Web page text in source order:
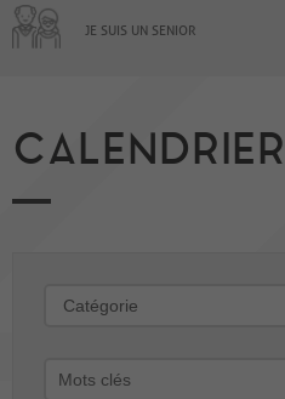
JE SUIS UN SENIOR
CALENDRIER